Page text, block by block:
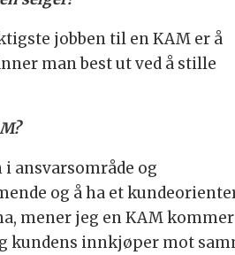
jobben til en KAM er å
man best ut ved å stille
ansvarsområde og
og å ha et
mener jeg en KAM kommer
kundens innkjøper mot